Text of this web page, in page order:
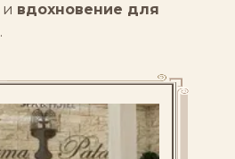
и вдохновение для
.